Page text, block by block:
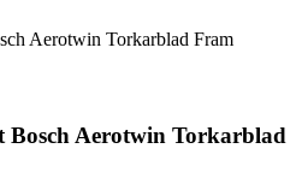
Bosch Aerotwin Torkarblad